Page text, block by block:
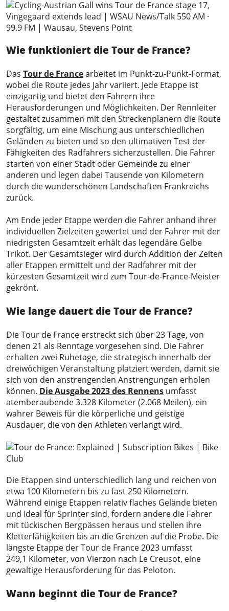
Wie funktioniert die Tour de France?
Das Tour de Francearbeitet im Punkt-zu-Punkt-Format,
wobei die Route jedes Jahr variiert. Jede Etappe ist
einzigartig und bietet den Fahrern ihre
Herausforderungen und Möglichkeiten. Der Rennleiter
gestaltet zusammen mit den Streckenplanern die Route
sorgfältig, um eine Mischung aus unterschiedlichen
Geländen zu bieten und so den ultimativen Test der
Fähigkeiten des Radfahrers sicherzustellen. Die Fahrer
starten von einer Stadt oder Gemeinde zu einer
anderen und legen dabei Tausende von Kilometern
durch die wunderschönen Landschaften Frankreichs
zurück.
Am Ende jeder Etappe werden die Fahrer anhand ihrer
individuellen Zielzeiten gewertet und der Fahrer mit der
niedrigsten Gesamtzeit erhält das legendäre Gelbe
Trikot. Der Gesamtsieger wird durch Addition der Zeiten
aller Etappen ermittelt und der Radfahrer mit der
kürzesten Gesamtzeit wird zum Tour-de-France-Meister
gekrönt.
Wie lange dauert die Tour de France?
Die Tour de France erstreckt sich über 23 Tage, von
denen 21 als Renntage vorgesehen sind. Die Fahrer
erhalten zwei Ruhetage, die strategisch innerhalb der
dreiwöchigen Veranstaltung platziert werden, damit sie
sich von den anstrengenden Anstrengungen erholen
können. Die Ausgabe 2023 des Rennens umfasst
atemberaubende 3.328 Kilometer (2.068 Meilen), ein
wahrer Beweis für die körperliche und geistige
Ausdauer, die von den Athleten verlangt wird.
Die Etappen sind unterschiedlich lang und reichen von
etwa 100 Kilometern bis zu fast 250 Kilometern.
Während einige Etappen relativ flaches Gelände bieten
und ideal für Sprinter sind, fordern andere die Fahrer
mit tückischen Bergpässen heraus und stellen ihre
Kletterfähigkeiten bis an die Grenzen auf die Probe. Die
längste Etappe der Tour de France 2023 umfasst
249,1 Kilometer, von Vierzon nach Le Creusot, eine
gewaltige Herausforderung für das Peloton.
Wann beginnt die Tour de France?